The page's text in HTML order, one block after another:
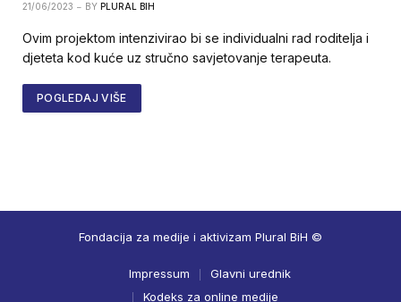
21/06/2023 BY PLURAL BIH
Ovim projektom intenzivirao bi se individualni rad roditelja i
djeteta kod kuće uz stručno savjetovanje terapeuta.
POGLEDAJ VIŠE
Fondacija za medije i aktivizam Plural BiH ©
Impressum
Glavni urednik
Kodeks za online medije